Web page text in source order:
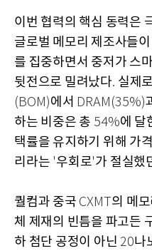
이번 협력의 핵심 동력은
글로벌 메모리 제조사들
를 집중하면서 중저가 스
뒷전으로 밀려났다. 실제
(BOM)에서 DRAM(35%)
하는 비중은 총 54%에 달
택률을 유지하기 위해 가
리라는 '우회로'가 절실했
퀄컴과 중국 CXMT 의 메
체 제재의 빈틈을 파고든
하 첨단 공정이 아닌 20나